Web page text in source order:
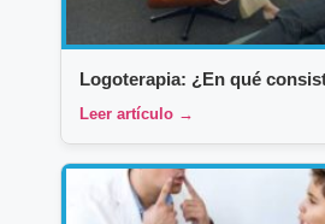
Logoterapia: ¿En qué
Leer artículo →